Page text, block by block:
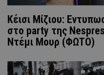
Κέισι Μίζιου:
στο party της
Ντέμι Μουρ (ΦΩΤΟ)